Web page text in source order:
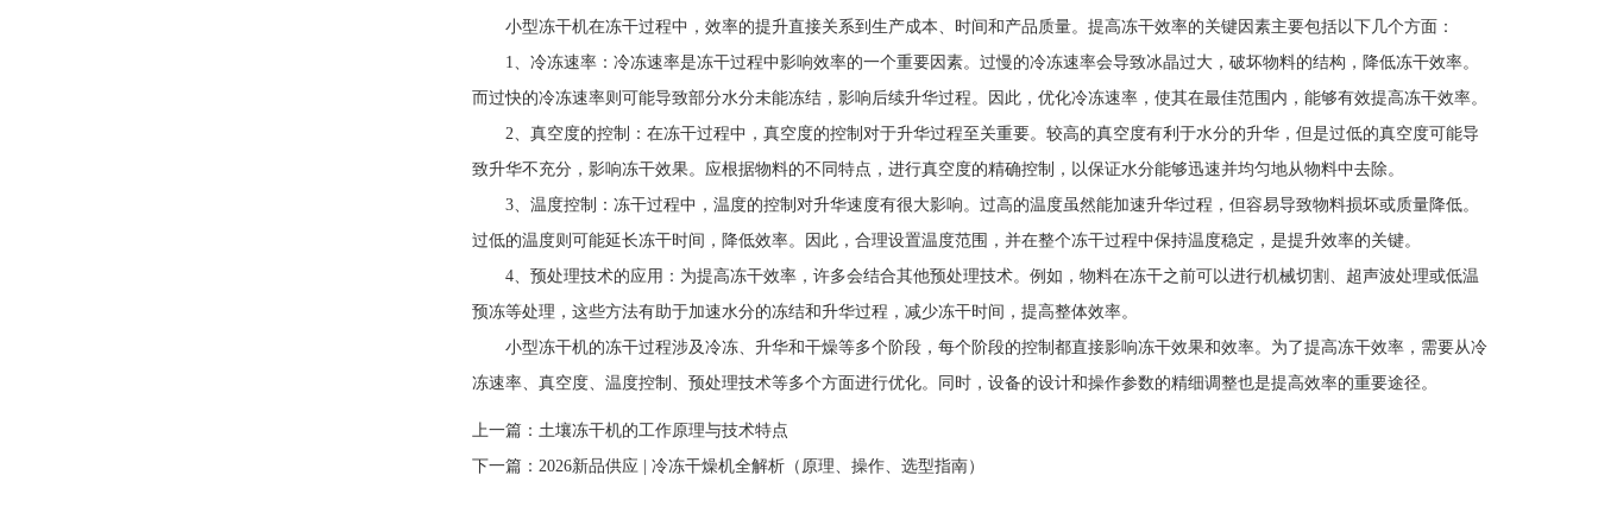
小型冻干机在冻干过程中，效率的提升直接关系到生产成本、时间和产品质量。提高冻干效率的关键因素主要包括以下几个方面：
1、冷冻速率：冷冻速率是冻干过程中影响效率的一个重要因素。过慢的冷冻速率会导致冰晶过大，破坏物料的结构，降低冻干效率。
而过快的冷冻速率则可能导致部分水分未能冻结，影响后续升华过程。因此，优化冷冻速率，使其在最佳范围内，能够有效提高冻干效率。
2、真空度的控制：在冻干过程中，真空度的控制对于升华过程至关重要。较高的真空度有利于水分的升华，但是过低的真空度可能导
致升华不充分，影响冻干效果。应根据物料的不同特点，进行真空度的精确控制，以保证水分能够迅速并均匀地从物料中去除。
3、温度控制：冻干过程中，温度的控制对升华速度有很大影响。过高的温度虽然能加速升华过程，但容易导致物料损坏或质量降低。
过低的温度则可能延长冻干时间，降低效率。因此，合理设置温度范围，并在整个冻干过程中保持温度稳定，是提升效率的关键。
4、预处理技术的应用：为提高冻干效率，许多会结合其他预处理技术。例如，物料在冻干之前可以进行机械切割、超声波处理或低温
预冻等处理，这些方法有助于加速水分的冻结和升华过程，减少冻干时间，提高整体效率。
小型冻干机的冻干过程涉及冷冻、升华和干燥等多个阶段，每个阶段的控制都直接影响冻干效果和效率。为了提高冻干效率，需要从冷
冻速率、真空度、温度控制、预处理技术等多个方面进行优化。同时，设备的设计和操作参数的精细调整也是提高效率的重要途径。
上一篇： 土壤冻干机的工作原理与技术特点
下一篇： 2026新品供应 | 冷冻干燥机全解析（原理、操作、选型指南）